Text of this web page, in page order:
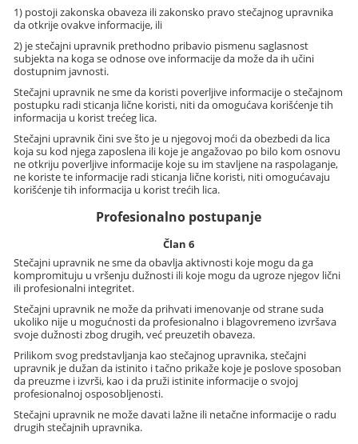
1) postoji zakonska obaveza ili zakonsko pravo stečajnog upravnika
da otkrije ovakve informacije, ili
2) je stečajni upravnik prethodno pribavio pismenu saglasnost
subjekta na koga se odnose ove informacije da može da ih učini
dostupnim javnosti.
Stečajni upravnik ne sme da koristi poverljive informacije o stečajnom
postupku radi sticanja lične koristi, niti da omogućava korišćenje tih
informacija u korist trećeg lica.
Stečajni upravnik čini sve što je u njegovoj moći da obezbedi da lica
koja su kod njega zaposlena ili koje je angažovao po bilo kom osnovu
ne otkriju poverljive informacije koje su im stavljene na raspolaganje,
ne koriste te informacije radi sticanja lične koristi, niti omogućavaju
korišćenje tih informacija u korist trećih lica.
Profesionalno postupanje
Član 6
Stečajni upravnik ne sme da obavlja aktivnosti koje mogu da ga
kompromituju u vršenju dužnosti ili koje mogu da ugroze njegov lični
ili profesionalni integritet.
Stečajni upravnik ne može da prihvati imenovanje od strane suda
ukoliko nije u mogućnosti da profesionalno i blagovremeno izvršava
svoje dužnosti zbog drugih, već preuzetih obaveza.
Prilikom svog predstavljanja kao stečajnog upravnika, stečajni
upravnik je dužan da istinito i tačno prikaže koje je poslove sposoban
da preuzme i izvrši, kao i da pruži istinite informacije o svojoj
profesionalnoj osposobljenosti.
Stečajni upravnik ne može davati lažne ili netačne informacije o radu
drugih stečajnih upravnika.